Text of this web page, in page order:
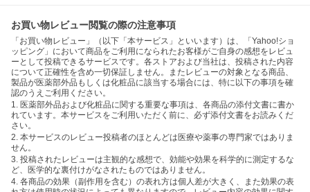
お買い物レビュー閲覧の際の注意事項
「お買い物レビュー」（以下「本サービス」といいます）は、「Yahoo!ショ
ッピング」において商品をご利用になられたお客様がご自身の感想をレビュ
ーとして投稿できるサービスです。各ストアおよび当社は、投稿された内容
について正確性を含め一切保証しません。またレビューの対象となる商品、
製品が医薬部外品もしくは化粧品に該当する場合には、特に以下の事項を確
認のうえご利用ください。
1. 医薬部外品および化粧品に関する重要な事項は、各商品の添付文書に書か
れています。本サービスをご利用いただく前に、必ず添付文書をお読みくだ
さい。
2. 本サービスのレビュー投稿者のほとんどは医療や薬事の専門家ではありま
せん。
3. 投稿されたレビューは主観的な感想で、効能や効果を科学的に測定するな
ど、医学的な裏付けがなされたものではありません。
4. 各商品の効果（副作用を含む）の表れ方は個人差が大きく、また効果の表